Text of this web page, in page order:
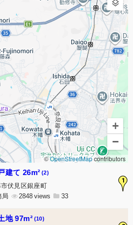
+
−
©OpenStreetMapcontributors
1
建て 26m² (2)
伏見区銀座町
局
2848 33
地 97m² (10)